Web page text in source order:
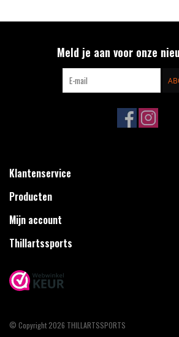
Meld je aan voor onze
Klantenservice
Producten
Mijn account
Thillartssports
© Copyright 2026 THILLARTSSPORTS